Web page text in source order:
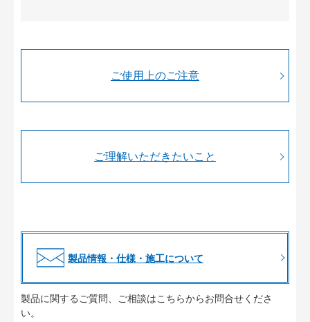
ご使用上のご注意
ご理解いただきたいこと
製品情報・仕様・施工について
製品に関するご質問、ご相談はこちらからお問合せくださ
い。